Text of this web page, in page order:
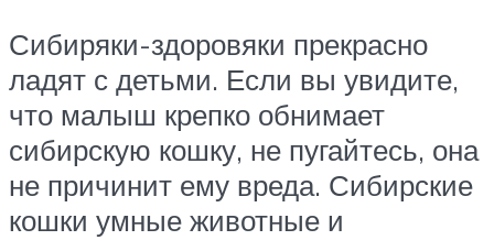
Сибиряки-здоровяки прекрасно
ладят с детьми. Если вы увидите,
что малыш крепко обнимает
сибирскую кошку, не пугайтесь, она
не причинит ему вреда. Сибирские
кошки умные животные и